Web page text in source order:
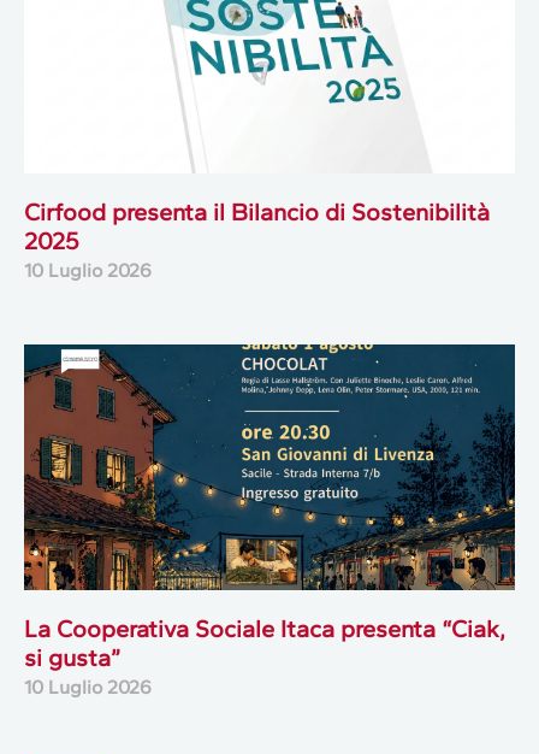
Cirfood presenta il Bilancio di Sostenibilità
2025
10 Luglio 2026
La Cooperativa Sociale Itaca presenta “Ciak,
si gusta”
10 Luglio 2026